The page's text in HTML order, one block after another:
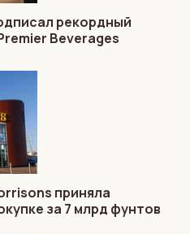
рекордный
Beverages
приняла
за 7 млрд фунтов